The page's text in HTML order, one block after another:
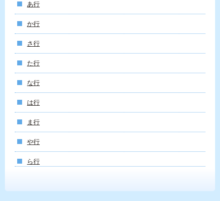
あ行
か行
さ行
た行
な行
は行
ま行
や行
ら行